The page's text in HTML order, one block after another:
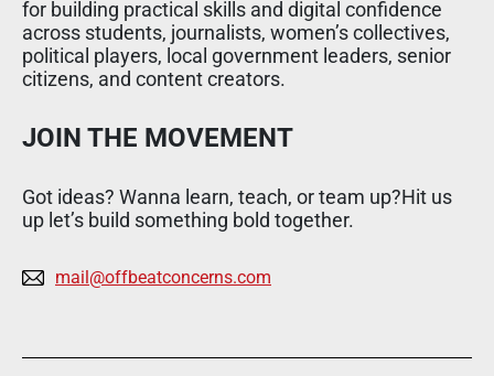
for building practical skills and digital confidence
across students, journalists, women’s collectives,
political players, local government leaders, senior
citizens, and content creators.
JOIN THE MOVEMENT
Got ideas? Wanna learn, teach, or team up?Hit us
up let’s build something bold together.
mail@offbeatconcerns.com